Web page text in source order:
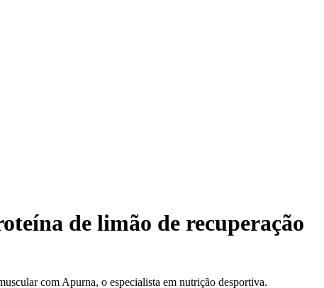
de limão de recuperação
com Apurna, o especialista em nutrição desportiva.